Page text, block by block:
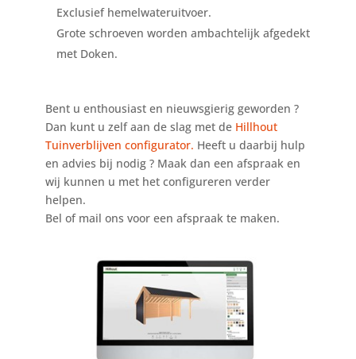
Exclusief hemelwateruitvoer.
Grote schroeven worden ambachtelijk afgedekt
met Doken.
Bent u enthousiast en nieuwsgierig geworden ?
Dan kunt u zelf aan de slag met de Hillhout
Tuinverblijven configurator. Heeft u daarbij hulp
en advies bij nodig ? Maak dan een afspraak en
wij kunnen u met het configureren verder
helpen.
Bel of mail ons voor een afspraak te maken.